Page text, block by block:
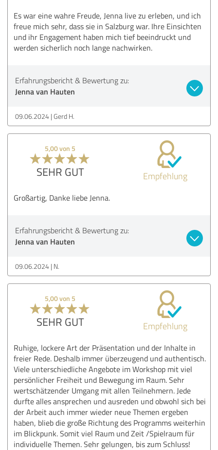
Es war eine wahre Freude, Jenna live zu erleben, und ich
freue mich sehr, dass sie in Salzburg war. Ihre Einsichten
und ihr Engagement haben mich tief beeindruckt und
werden sicherlich noch lange nachwirken.
Erfahrungsbericht & Bewertung zu:
Jenna van Hauten
09.06.2024 Gerd H.
5,00 von 5
SEHR GUT Empfehlung
Großartig, Danke liebe Jenna.
Erfahrungsbericht & Bewertung zu:
Jenna van Hauten
09.06.2024 N.
5,00 von 5
SEHR GUT Empfehlung
Ruhige, lockere Art der Präsentation und der Inhalte in
freier Rede. Deshalb immer überzeugend und authentisch.
Viele unterschiedliche Angebote im Workshop mit viel
persönlicher Freiheit und Bewegung im Raum. Sehr
wertschätzender Umgang mit allen Teilnehmern. Jede
durfte alles ansprechen und ausreden und obwohl sich bei
der Arbeit auch immer wieder neue Themen ergeben
haben, blieb die große Richtung des Programms weiterhin
im Blickpunk. Somit viel Raum und Zeit /Spielraum für
individuelle Themen. Sehr gelungen, bis zum Schluss!